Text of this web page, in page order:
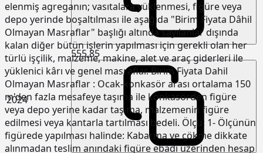
2024
555,85
elenmiş agreganın; vasıtalara yüklenmesi, figüre veya
depo yerinde boşaltılması ile aşağıda "Birim Fiyata Dâhil
Olmayan Masraflar" başlığı altında sayılanlar dışında
kalan diğer bütün işlerin yapılması için gerekli olan her
türlü işçilik, malzeme, makine, alet ve araç giderleri ile
yüklenici kârı ve genel masraflar. Birim Fiyata Dahil
Olmayan Masraflar : Ocak-konkasör arası ortalama 150
m'den fazla mesafeye taşıma ile konkasörden figüre
veya depo yerine kadar taşıma, malzemenin figüre
edilmesi veya kantarla tartılması bedeli. Ölçü: 1- Ölçünün
figürede yapılması halinde: Kabarma ve çökme dikkate
alınmadan teslim anındaki figüre ebadı üzerinden hesap